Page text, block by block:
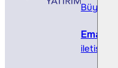
Email